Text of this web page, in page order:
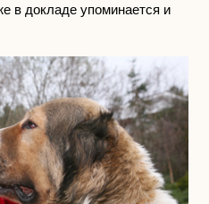
в докладе упоминается и